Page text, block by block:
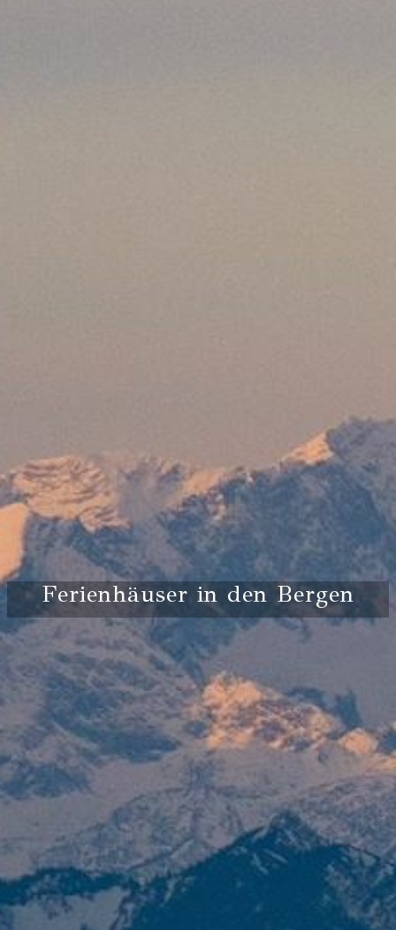
Ferienhäuser in den Bergen